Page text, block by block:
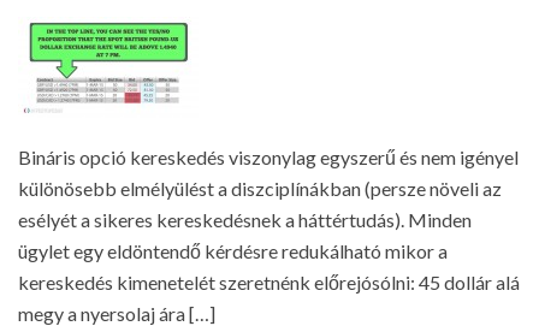
Bináris opció kereskedés viszonylag egyszerű és nem igényel
különösebb elmélyülést a diszciplínákban (persze növeli az
esélyét a sikeres kereskedésnek a háttértudás). Minden
ügylet egy eldöntendő kérdésre redukálható mikor a
kereskedés kimenetelét szeretnénk előrejósólni: 45 dollár alá
megy a nyersolaj ára […]